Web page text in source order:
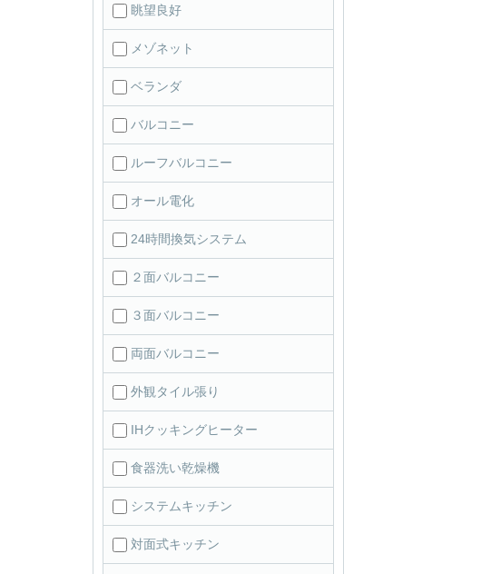
眺望良好
メゾネット
ベランダ
バルコニー
ルーフバルコニー
オール電化
24時間換気システム
２面バルコニー
３面バルコニー
両面バルコニー
外観タイル張り
IHクッキングヒーター
食器洗い乾燥機
システムキッチン
対面式キッチン